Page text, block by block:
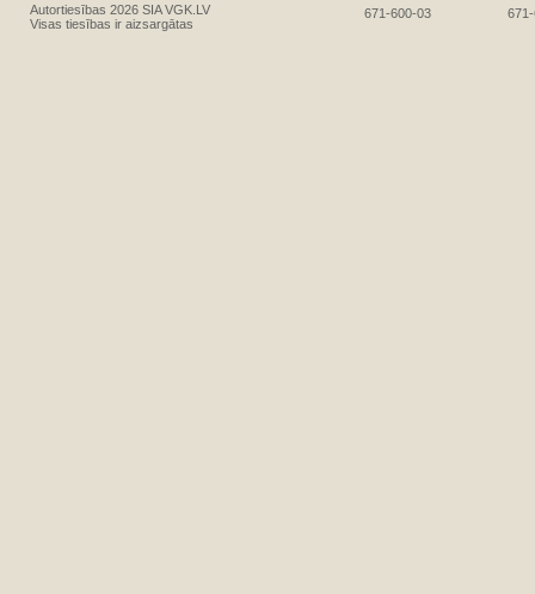
Autortiesības 2026 SIA VGK.LV
Visas tiesības ir aizsargātas
671-600-03